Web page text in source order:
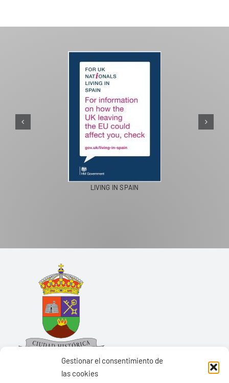
Gestionar el consentimiento de
las cookies
LIVING IN SPAIN